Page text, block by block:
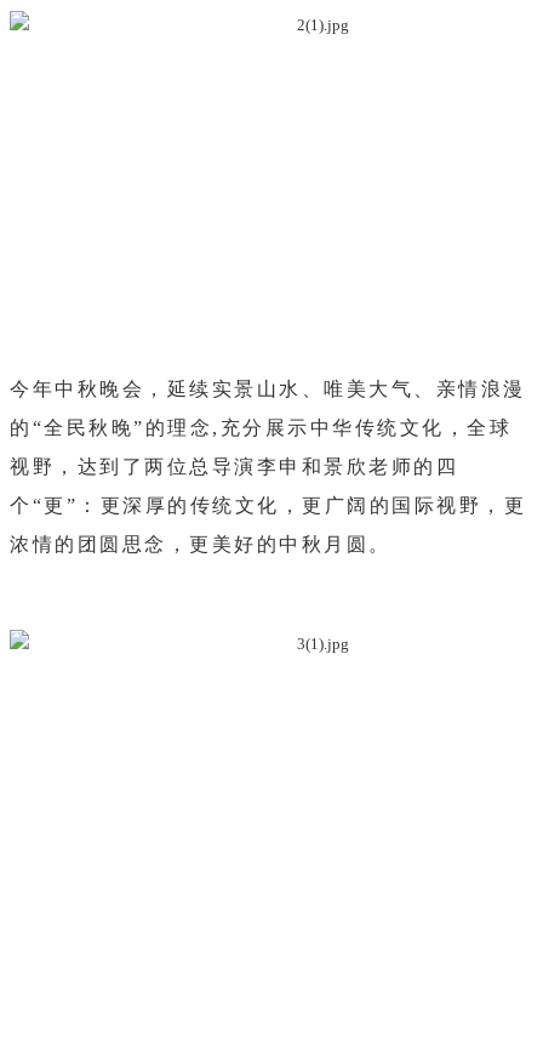
今年中秋晚会，延续实景山水、唯美大气、亲情浪漫
的“全民秋晚”的理念,充分展示中华传统文化，全球
视野，达到了两位总导演李申和景欣老师的四
个“更”：更深厚的传统文化，更广阔的国际视野，更
浓情的团圆思念，更美好的中秋月圆。